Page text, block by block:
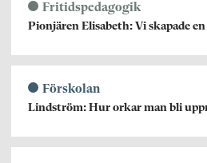
Fritidspedagogik
Pionjären Elisabeth: Vi skapade
Förskolan
Lindström: Hur orkar man bli